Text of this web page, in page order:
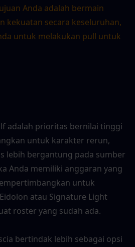
Anda adalah bermain
kekuatan secara keseluruhan,
untuk melakukan pull untuk
adalah prioritas bernilai tinggi
untuk karakter rerun,
lebih bergantung pada sumber
Anda memiliki anggaran yang
untuk
atau Signature Light
roster yang sudah ada.
bertindak lebih sebagai opsi